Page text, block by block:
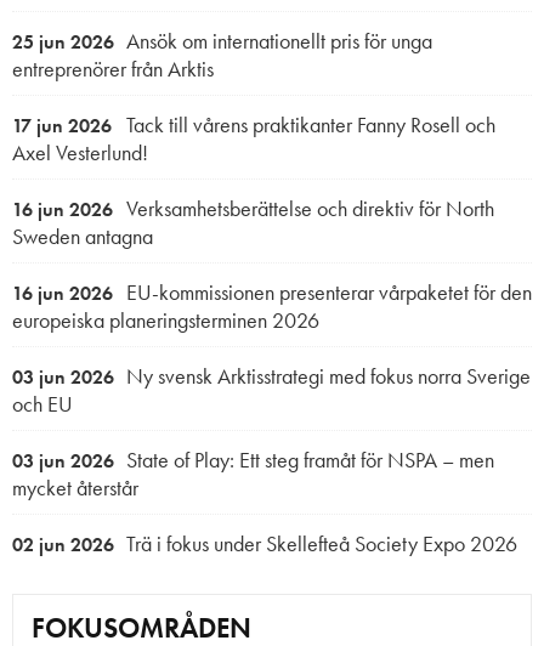
25 jun 2026 Ansök om internationellt pris för unga
entreprenörer från Arktis
17 jun 2026 Tack till vårens praktikanter Fanny Rosell och
Axel Vesterlund!
16 jun 2026 Verksamhetsberättelse och direktiv för North
Sweden antagna
16 jun 2026 EU-kommissionen presenterar vårpaketet för den
europeiska planeringsterminen 2026
03 jun 2026 Ny svensk Arktisstrategi med fokus norra Sverige
och EU
03 jun 2026 State of Play: Ett steg framåt för NSPA – men
mycket återstår
02 jun 2026 Trä i fokus under Skellefteå Society Expo 2026
FOKUSOMRÅDEN